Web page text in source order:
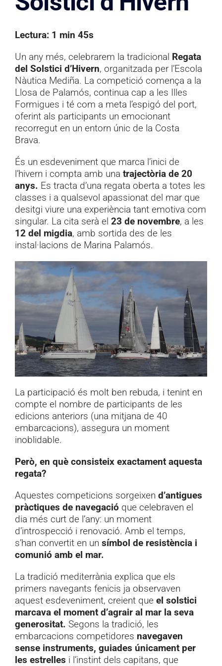
Documentació
Contacte
Lectura: 1 min 45s
Un any més, celebrarem la tradicional Regata
del Solstici d’Hivern, organitzada per l’Escola
Nàutica Mediña. La competició comença a la
Llosa de Palamós, continua cap a les Illes
Formigues i té com a meta l’espigó del port,
oferint als participants un emocionant
recorregut en un entorn únic de la Costa
Brava.
És un esdeveniment que marca l’inici de
l’hivern i compta amb una trajectòria de 20
anys. Es tracta d’una regata oberta a totes les
classes i a qualsevol apassionat del mar que
desitgi viure una experiència tant emotiva com
singular. La cita serà el 23 de novembre, a les
12 del migdia, amb sortida des de les
instal·lacions de Marina Palamós.
La participació és molt ben rebuda, i tenint en
compte el nombre de participants de les
edicions anteriors (una mitjana de 40
embarcacions), assegura un moment
inoblidable.
Però, en què consisteix exactament aquesta
regata?
Aquestes competicions sorgeixen d’antigues
pràctiques de navegació que celebraven el
dia més curt de l’any: un moment
d’introspecció i renovació. Amb el temps,
s’han convertit en un símbol de resistència i
comunió amb el mar.
La tradició mediterrània explica que els
primers navegants fenicis ja observaven
aquest esdeveniment, creient que el solstici
marcava el moment d’agrair al mar la seva
generositat. Segons la tradició, les
embarcacions competidores navegaven
sense instruments, guiades únicament per
les estrelles i l’instint dels capitans, que